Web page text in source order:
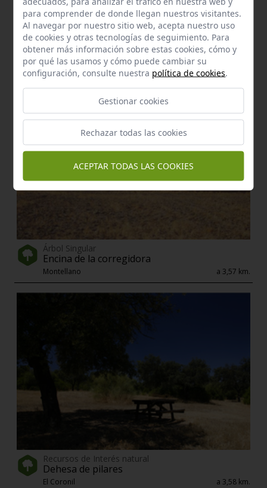
Montellano a 2,04 km.
Enclave de interés Cultural
Cortijo foronguilla
El Coronil
Árbol Singular
Encina de la corregidora
Montellano a 3,57 km.
Recursos de Interés natural
Dehesa de pilares
El Coronil a 3,58 km.
para comprender de donde llegan nuestros visitantes.
Al navegar por nuestro sitio web, acepta nuestro uso
de cookies y otras tecnologías de seguimiento. Para
obtener más información sobre estas cookies, cómo y
por qué las usamos y cómo puede cambiar su
configuración, consulte nuestra política de cookies.
Gestionar cookies
Rechazar todas las cookies
ACEPTAR TODAS LAS COOKIES